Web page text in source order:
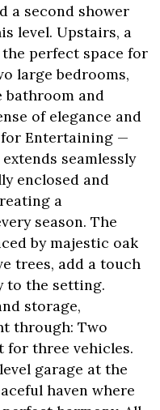
a second shower
level. Upstairs, a
perfect space for
large bedrooms,
and
of elegance and
for Entertaining —
seamlessly
enclosed and
a
season. The
by majestic oak
trees, add a touch
to the setting.
storage,
through: Two
for three vehicles.
garage at the
haven where